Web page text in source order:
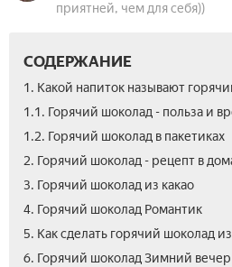
приятней, чем для себя))
СОДЕРЖАНИЕ
1. Какой напиток называют
1.1. Горячий шоколад - польза и
1.2. Горячий шоколад в пакетиках
2. Горячий шоколад - рецепт в
3. Горячий шоколад из какао
4. Горячий шоколад Романтик
5. Как сделать горячий шоколад
6. Горячий шоколад Зимний вечер